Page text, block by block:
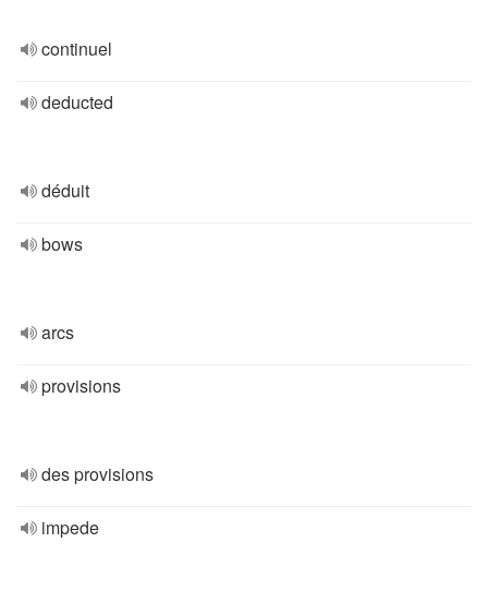
continuel
deducted
déduit
bows
arcs
provisions
des provisions
impede